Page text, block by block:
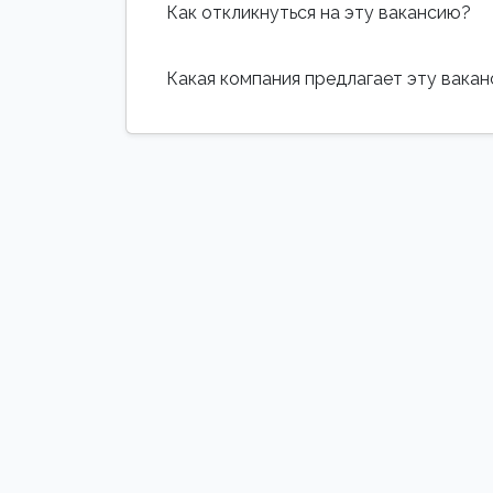
Как откликнуться на эту вакансию?
Какая компания предлагает эту